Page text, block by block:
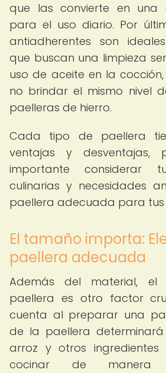
que las convierte en una
para el uso diario. Por
antiadherentes son
que buscan una limpieza
uso de aceite en la
no brindar el mismo nivel
paelleras de hierro.
Cada tipo de paellera
ventajas y
importante considerar
culinarias y necesidades
paellera adecuada para tus
El tamaño importa:
paellera adecuada
Además del material,
paellera es otro factor
cuenta al preparar una
de la paellera
arroz y otros
cocinar de manera